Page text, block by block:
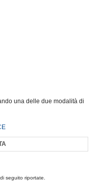
una delle due modalità di
seguito riportate.